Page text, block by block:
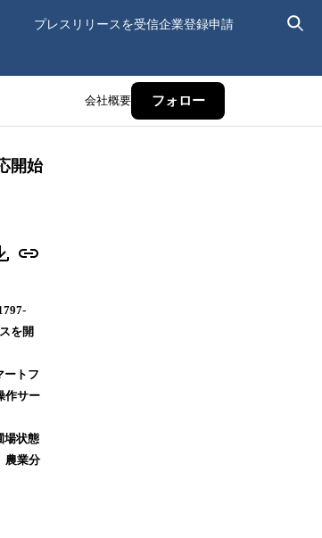
プレスリリースを受信企業登録申請
会社概要 フォロー
開始
を開
ートフ
作サー
場状態
農業分